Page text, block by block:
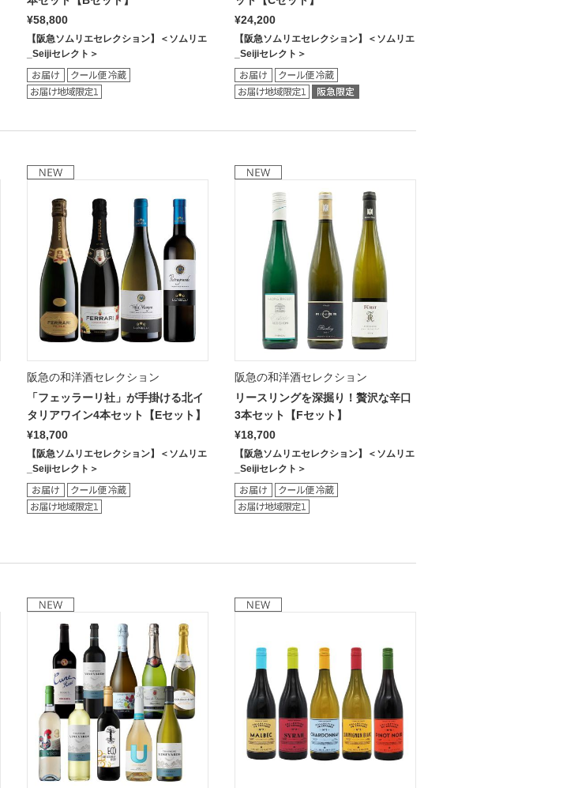
¥58,800
【阪急ソムリエセレクション】＜ソムリエ
_Seijiセレクト＞
¥24,200
【阪急ソムリエセレクション】＜ソムリエ
_Seijiセレクト＞
阪急の和洋酒セレクション
「フェッラーリ社」が手掛ける北イ
タリアワイン4本セット【Eセット】
¥18,700
【阪急ソムリエセレクション】＜ソムリエ
_Seijiセレクト＞
阪急の和洋酒セレクション
リースリングを深掘り！贅沢な辛口
3本セット【Fセット】
¥18,700
【阪急ソムリエセレクション】＜ソムリエ
_Seijiセレクト＞